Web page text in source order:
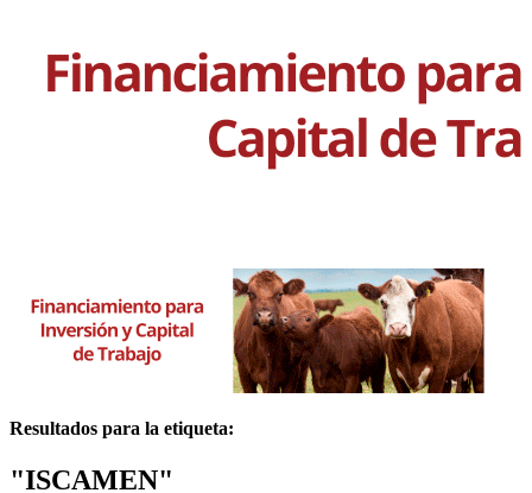
Resultados para la etiqueta:
"ISCAMEN"